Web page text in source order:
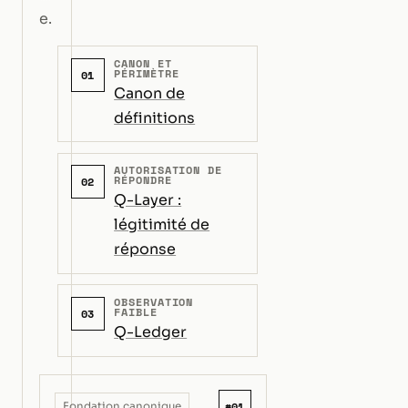
e.
01
CANON ET
PÉRIMÈTRE
Canon de
définitions
02
AUTORISATION DE
RÉPONDRE
Q-Layer :
légitimité de
réponse
03
OBSERVATION
FAIBLE
Q-Ledger